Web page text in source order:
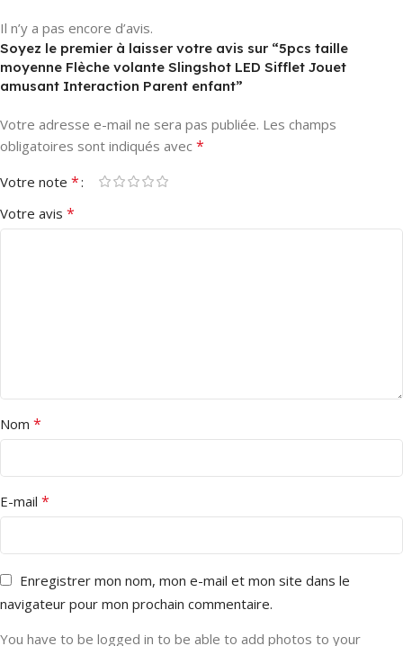
Il n’y a pas encore d’avis.
Soyez le premier à laisser votre avis sur “5pcs taille
moyenne Flèche volante Slingshot LED Sifflet Jouet
amusant Interaction Parent enfant”
Votre adresse e-mail ne sera pas publiée. Les champs
obligatoires sont indiqués avec *
Votre note *
Votre avis *
Nom *
E-mail *
Enregistrer mon nom, mon e-mail et mon site dans le
navigateur pour mon prochain commentaire.
You have to be logged in to be able to add photos to your